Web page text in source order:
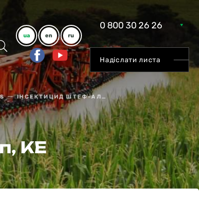
ua en ru
0 800 30 26 26
Надіслати листа
ІНСЕКТИЦИД ШТЕФ-АЛЬФА-ЦИП, КЕ
КЕ